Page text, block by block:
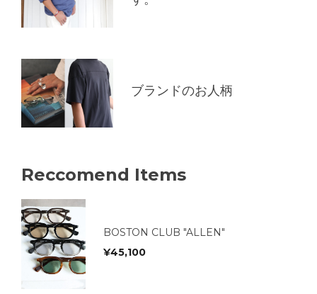
ブランドのお人柄
Reccomend Items
BOSTON CLUB "ALLEN"
¥45,100